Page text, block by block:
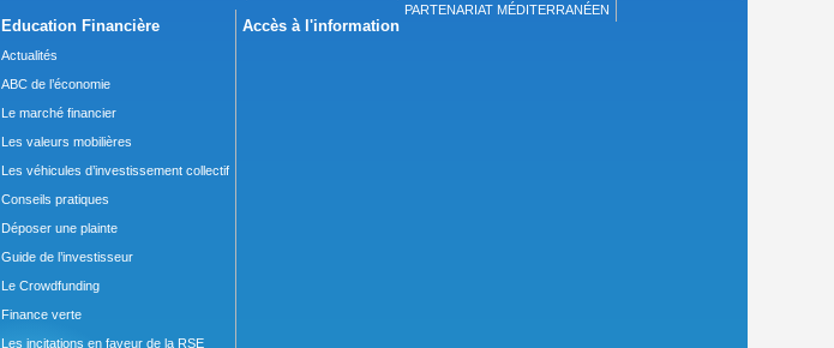
PARTENARIAT MÉDITERRANÉEN
Education Financière
Actualités
ABC de l’économie
Le marché financier
Les valeurs mobilières
Les véhicules d’investissement collectif
Conseils pratiques
Déposer une plainte
Guide de l’investisseur
Le Crowdfunding
Finance verte
Les incitations en faveur de la RSE
Accès à l'information